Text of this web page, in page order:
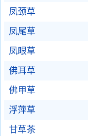
凤颈草
凤尾草
凤眼草
佛耳草
佛甲草
浮萍草
甘草茶